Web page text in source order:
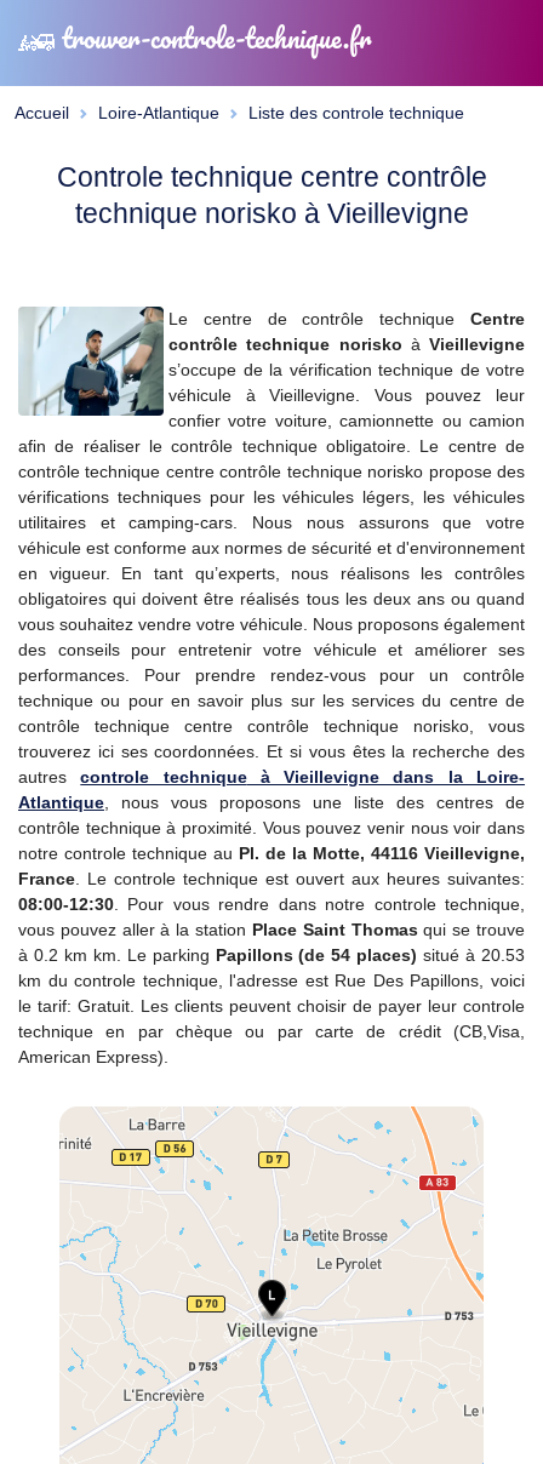
trouver-controle-technique.fr
Accueil Loire-Atlantique Liste des controle technique
Controle technique centre contrôle
technique norisko à Vieillevigne
Le centre de contrôle technique Centre
contrôle technique norisko à Vieillevigne
s’occupe de la vérification technique de votre
véhicule à Vieillevigne. Vous pouvez leur
confier votre voiture, camionnette ou camion
afin de réaliser le contrôle technique obligatoire. Le centre de
contrôle technique centre contrôle technique norisko propose des
vérifications techniques pour les véhicules légers, les véhicules
utilitaires et camping-cars. Nous nous assurons que votre
véhicule est conforme aux normes de sécurité et d'environnement
en vigueur. En tant qu’experts, nous réalisons les contrôles
obligatoires qui doivent être réalisés tous les deux ans ou quand
vous souhaitez vendre votre véhicule. Nous proposons également
des conseils pour entretenir votre véhicule et améliorer ses
performances. Pour prendre rendez-vous pour un contrôle
technique ou pour en savoir plus sur les services du centre de
contrôle technique centre contrôle technique norisko, vous
trouverez ici ses coordonnées. Et si vous êtes la recherche des
autrescontrole techniqueà Vieillevigne dans la Loire-
Atlantique , nous vous proposons une liste des centres de
contrôle technique à proximité. Vous pouvez venir nous voir dans
notre controle technique au Pl. de la Motte, 44116 Vieillevigne,
France . Le controle technique est ouvert aux heures suivantes:
08:00-12:30 . Pour vous rendre dans notre controle technique,
vous pouvez aller à la station Place Saint Thomasqui se trouve
à 0.2 km km. Le parking Papillons (de 54 places) situé à 20.53
km du controle technique, l'adresse est Rue Des Papillons, voici
le tarif: Gratuit. Les clients peuvent choisir de payer leur controle
technique en par chèque ou par carte de crédit (CB,Visa,
American Express).